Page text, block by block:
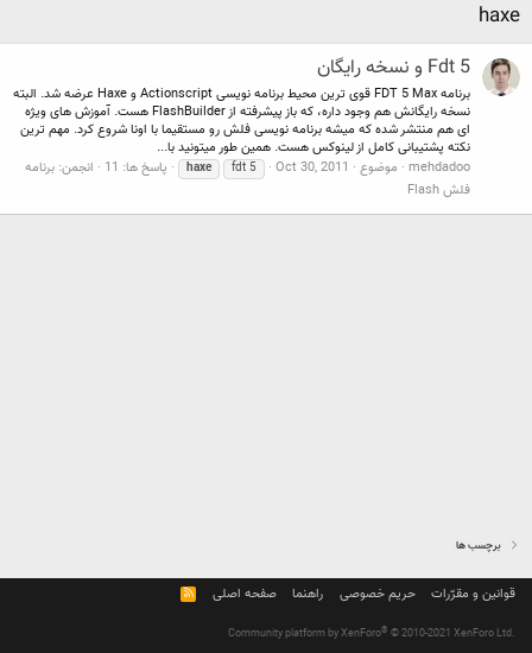
haxe
Fdt 5 و نسخه رایگان
برنامه FDT 5 Max قوی ترین محیط برنامه نویسی Actionscript و Haxe عرضه شد. البته
نسخه رایگانش هم وجود داره، که باز پیشرفته از FlashBuilder هست. آموزش های ویژه
ای هم منتشر شده که میشه برنامه نویسی فلش رو مستقیما با اونا شروع کرد. مهم ترین
نکته پشتیبانی کامل از لینوکس هست. همین طور میتونید با...
mehdadoo موضوع Oct 30, 2011
fdt 5
haxe پاسخ ها: 11 انجمن: برنامه
فلش Flash
برچسب ها
قوانین و مقرّرات حریم خصوصی راهنما صفحه اصلی
R
S
Community platform by XenForo® © 2010-2021 XenForo Ltd.